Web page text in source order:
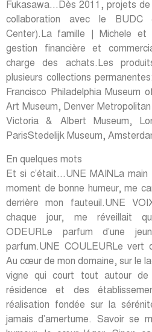
Fukasawa…Dès 2011, projets de
collaboration avec le BUDC
Center).La famille | Michele et
gestion financière et
charge des achats.Les
plusieurs collections
Francisco Philadelphia Museum
Art Museum, Denver
Victoria & Albert Museum,
ParisStedelijk Museum,
En quelques mots
Et si c’était…UNE MAINLa
moment de bonne humeur, me
derrière mon fauteuil.UNE
chaque jour, me réveillait
ODEURLe parfum d’une
parfum.UNE COULEURLe vert
Au cœur de mon domaine, sur le
vigne qui court tout autour
résidence et des
réalisation fondée sur la
jamais d’amertume. Savoir se